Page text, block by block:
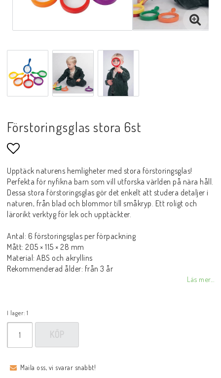
Förstoringsglas stora 6st
Lägg till i favoritlistan
Upptäck naturens hemligheter med stora förstoringsglas!
Perfekta för nyfikna barn som vill utforska världen på nära håll.
Dessa stora förstoringsglas gör det enkelt att studera detaljer i
naturen, från blad och blommor till småkryp. Ett roligt och
lärorikt verktyg för lek och upptäckter.
Antal: 6 förstoringsglas per förpackning
Mått: 205 × 115 × 28 mm
Material: ABS och akryllins
Rekommenderad ålder: från 3 år
Läs mer...
I lager: 1
KÖP
Maila oss, vi svarar snabbt!